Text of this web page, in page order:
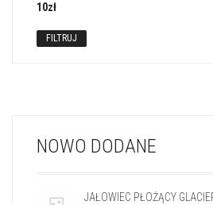
FILTRUJ
10zł
NOWO DODANE
JAŁOWIEC PŁOŻĄCY